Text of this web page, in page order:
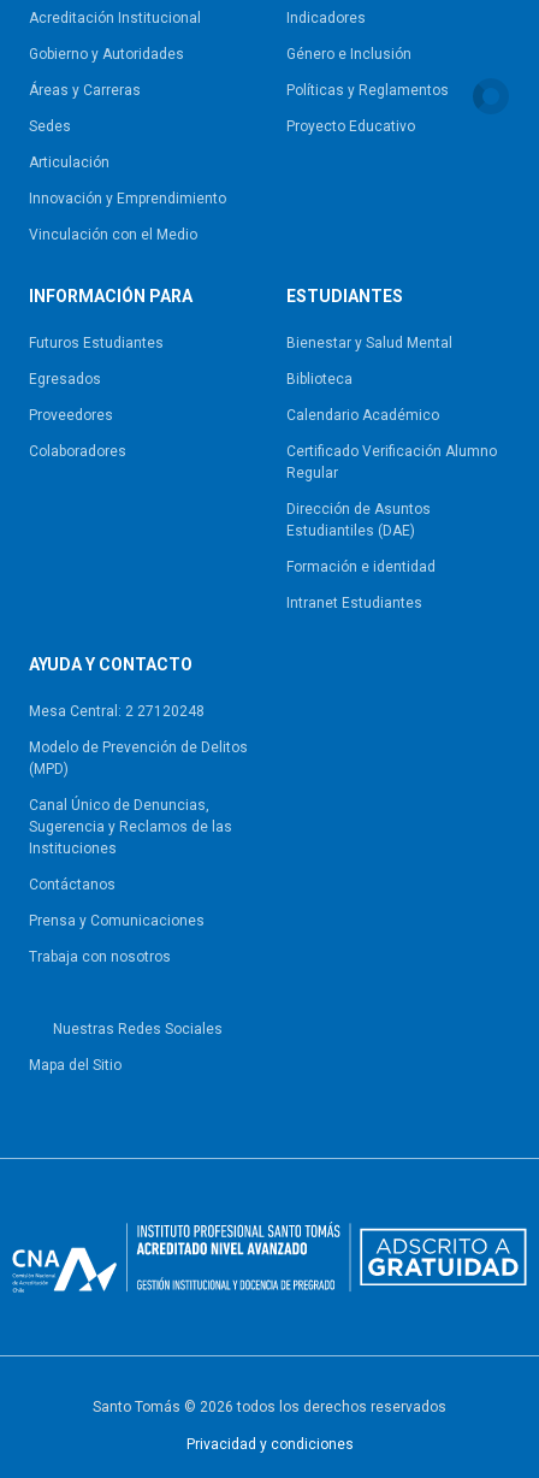
Acreditación Institucional
Gobierno y Autoridades​
Áreas y Carreras
Sedes
Articulación
Innovación y Emprendimiento
Vinculación con el Medio
Indicadores
Género e Inclusión
Políticas y Reglamentos​
Proyecto Educativo
INFORMACIÓN PARA
Futuros Estudiantes
Egresados
Proveedores
Colaboradores
ESTUDIANTES
Bienestar y Salud Mental
Biblioteca
Calendario Académico
Certificado Verificación Alumno
Regular
Dirección de Asuntos
Estudiantiles (DAE)
Formación e identidad
Intranet Estudiantes
AYUDA Y CONTACTO
Mesa Central: 2 27120248
Modelo de Prevención de Delitos
(MPD)
Canal Único de Denuncias,
Sugerencia y Reclamos de las
Instituciones
Contáctanos
Prensa y Comunicaciones
Trabaja con nosotros
Nuestras Redes Sociales
Mapa del Sitio
Santo Tomás © 2026 todos los derechos reservados
Privacidad y condiciones